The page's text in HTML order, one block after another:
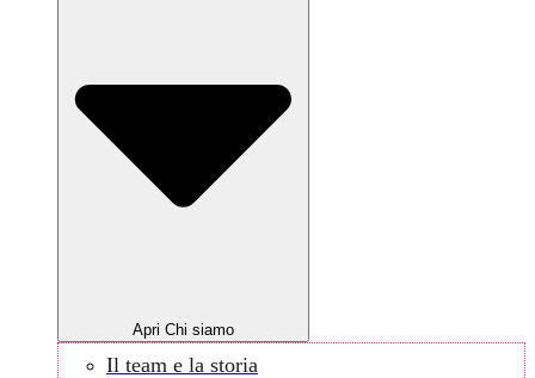
Apri Chi siamo
Il team e la storia